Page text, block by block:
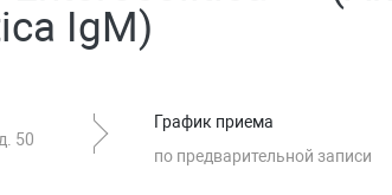
IgM)
50
График приема
по предварительной записи